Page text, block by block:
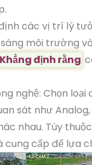
các vị trí lý
môi trường
Khẳng định rằng
nghệ: Chọn
sát như Analog,
nhau. Tùy
cung cấp để lựa